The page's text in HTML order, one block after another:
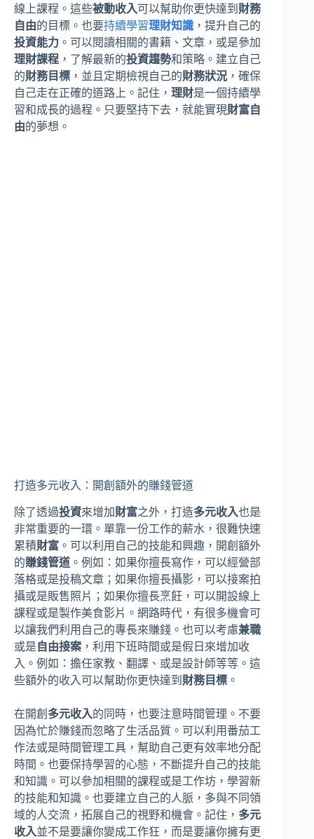
線上課程。這些被動收入可以幫助你更快達到 財務
自由的目標。也要持續學習理財知識 ，提升自己的
投資能力 。可以閱讀相關的書籍、文章，或是參加
理財課程 ，了解最新的投資趨勢和策略。建立自己
的財務目標 ，並且定期檢視自己的財務狀況 ，確保
自己走在正確的道路上。記住， 理財是一個持續學
習和成長的過程。只要堅持下去，就能實現財富自
由的夢想。
打造多元收入：開創額外的賺錢管道
除了透過投資來增加財富之外，打造多元收入也是
非常重要的一環。單靠一份工作的薪水，很難快速
累積財富 。可以利用自己的技能和興趣，開創額外
的賺錢管道 。例如：如果你擅長寫作，可以經營部
落格或是投稿文章；如果你擅長攝影，可以接案拍
攝或是販售照片；如果你擅長烹飪，可以開設線上
課程或是製作美食影片。網路時代，有很多機會可
以讓我們利用自己的專長來賺錢。也可以考慮兼職
或是 自由接案 ，利用下班時間或是假日來增加收
入。例如：擔任家教、翻譯、或是設計師等等。這
些額外的收入可以幫助你更快達到 財務目標 。
在開創 多元收入的同時，也要注意時間管理。不要
因為忙於賺錢而忽略了生活品質。可以利用番茄工
作法或是時間管理工具，幫助自己更有效率地分配
時間。也要保持學習的心態，不斷提升自己的技能
和知識。可以參加相關的課程或是工作坊，學習新
的技能和知識。也要建立自己的人脈，多與不同領
域的人交流，拓展自己的視野和機會。記住， 多元
收入並不是要讓你變成工作狂，而是要讓你擁有更